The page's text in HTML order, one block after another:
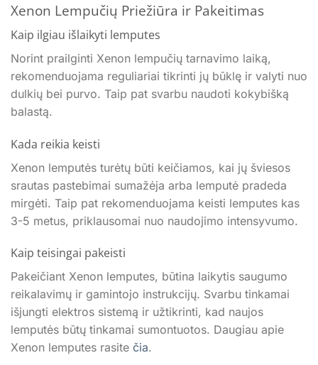
Xenon Lempučių Priežiūra ir Pakeitimas
Kaip ilgiau išlaikyti lemputes
Norint prailginti Xenon lempučių tarnavimo laiką,
rekomenduojama reguliariai tikrinti jų būklę ir valyti nuo
dulkių bei purvo. Taip pat svarbu naudoti kokybišką
balastą.
Kada reikia keisti
Xenon lemputės turėtų būti keičiamos, kai jų šviesos
srautas pastebimai sumažėja arba lemputė pradeda
mirgėti. Taip pat rekomenduojama keisti lemputes kas
3-5 metus, priklausomai nuo naudojimo intensyvumo.
Kaip teisingai pakeisti
Pakeičiant Xenon lemputes, būtina laikytis saugumo
reikalavimų ir gamintojo instrukcijų. Svarbu tinkamai
išjungti elektros sistemą ir užtikrinti, kad naujos
lemputės būtų tinkamai sumontuotos. Daugiau apie
Xenon lemputes rasite čia.